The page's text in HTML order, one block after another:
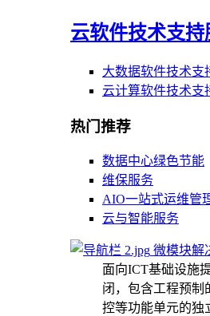
云软件技术支持
大数据软件技术支
云计算软件技术支
热门推荐
数据中心绿色节能
维保服务
AIO一站式运维管
云与智能服务
微模块解
面向ICT基础设施
闭，包含工程预制
控等功能单元的独